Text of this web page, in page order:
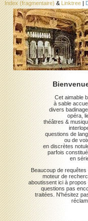
Index (fragmentaire) & Linktree |
Cet aimable
à sable
divers
opéra,
théâtres &
questions de
ou de
en discrètes
parfois
en
Beaucoup de requêtes
moteur de
aboutissent ici à propos
questions pas
traitées. N'hésitez